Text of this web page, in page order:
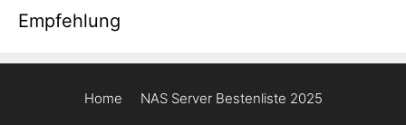
Empfehlung
Home
NAS Server Bestenliste 2025